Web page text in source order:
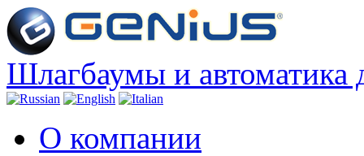
Шлагбаумы и автоматика
О компании